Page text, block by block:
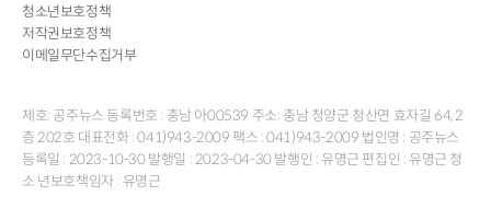
청소년보호정책
저작권보호정책
이메일무단수집거부
제호: 공주뉴스 등록번호 : 충남 아00539 주소: 충남 청양군 청산면 효자길 64, 2
층 202호 대표전화 : 041)943-2009 팩스 : 041)943-2009 법인명 : 공주뉴스
등록일 : 2023-10-30 발행일 : 2023-04-30 발행인 : 유명근 편집인 : 유명근 청
소 년보호책임자 : 유명근